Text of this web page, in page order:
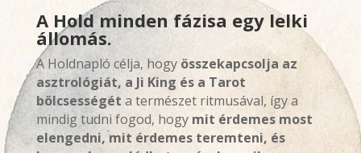
A Hold minden fázisa egy lelki
állomás.
A Holdnapló célja, hogy összekapcsolja az
asztrológiát, a Ji King és a Tarot
bölcsességét a természet ritmusával, így a
mindig tudni fogod, hogy mit érdemes most
elengedni, mit érdemes teremteni, és